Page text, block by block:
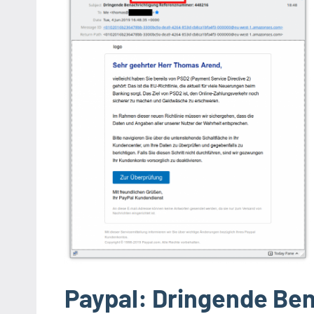
Paypal: Dringende